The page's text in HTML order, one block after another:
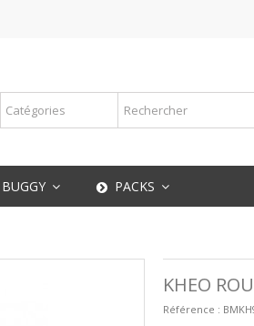
BUGGY PACKS
KHEO
Référence :